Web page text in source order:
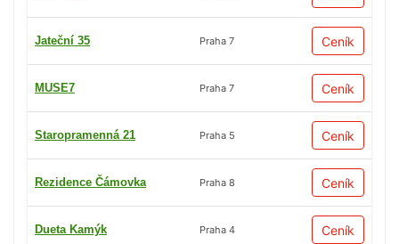
Jateční 35 Praha 7 Ceník
MUSE7 Praha 7 Ceník
Staropramenná 21 Praha 5 Ceník
Rezidence Čámovka Praha 8 Ceník
Dueta Kamýk Praha 4 Ceník